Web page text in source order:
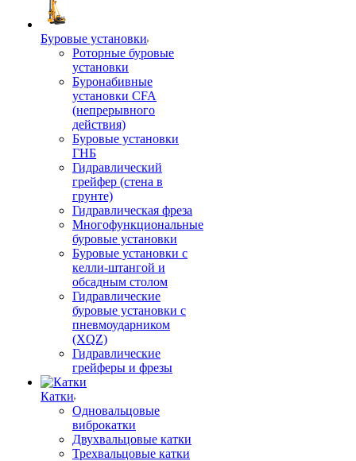
Буровые установки
Роторные буровые
установки
Буронабивные
установки CFA
(непрерывного
действия)
Буровые установки
ГНБ
Гидравлический
грейфер (стена в
грунте)
Гидравлическая фреза
Многофункциональные
буровые установки
Буровые установки с
келли-штангой и
обсадным столом
Гидравлические
буровые установки с
пневмоударником
(XQZ)
Гидравлические
грейферы и фрезы
Катки
Одновальцовые
виброкатки
Двухвальцовые катки
Трехвальцовые катки